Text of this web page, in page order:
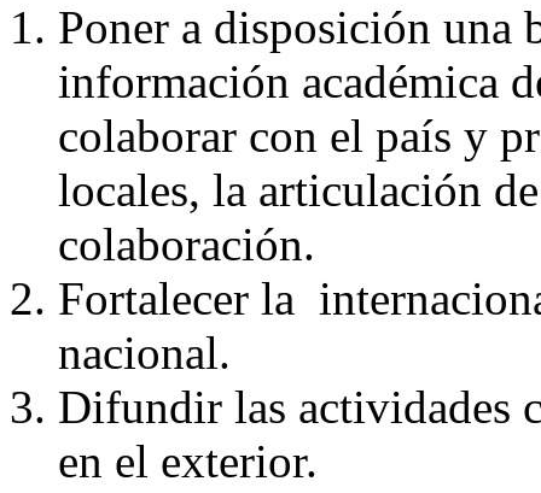
Poner a disposición una
información académica
colaborar con el país y
locales, la articulación
colaboración.
Fortalecer la
nacional.
Difundir las actividades
en el exterior.